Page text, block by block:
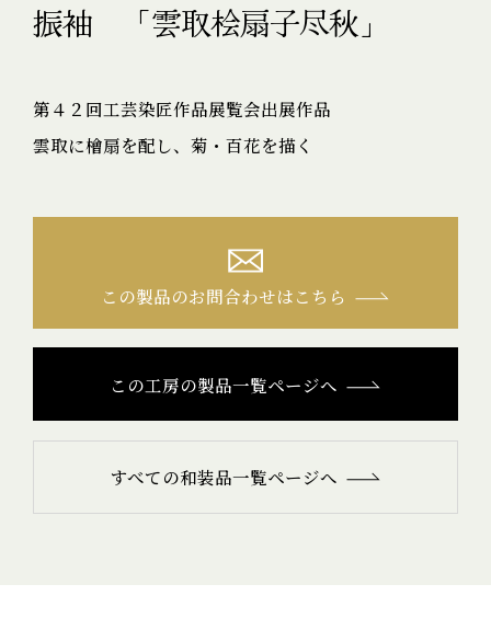
振袖 「雲取桧扇子尽秋」
第４２回工芸染匠作品展覧会出展作品
雲取に檜扇を配し、菊・百花を描く
この製品のお問合わせはこちら
この工房の製品一覧ページへ
すべての和装品一覧ページへ